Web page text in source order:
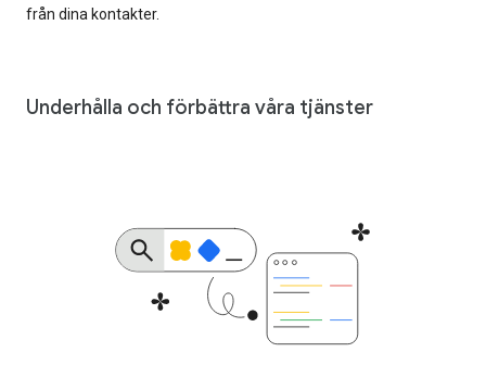
från dina kontakter.
Underhålla och förbättra våra tjänster